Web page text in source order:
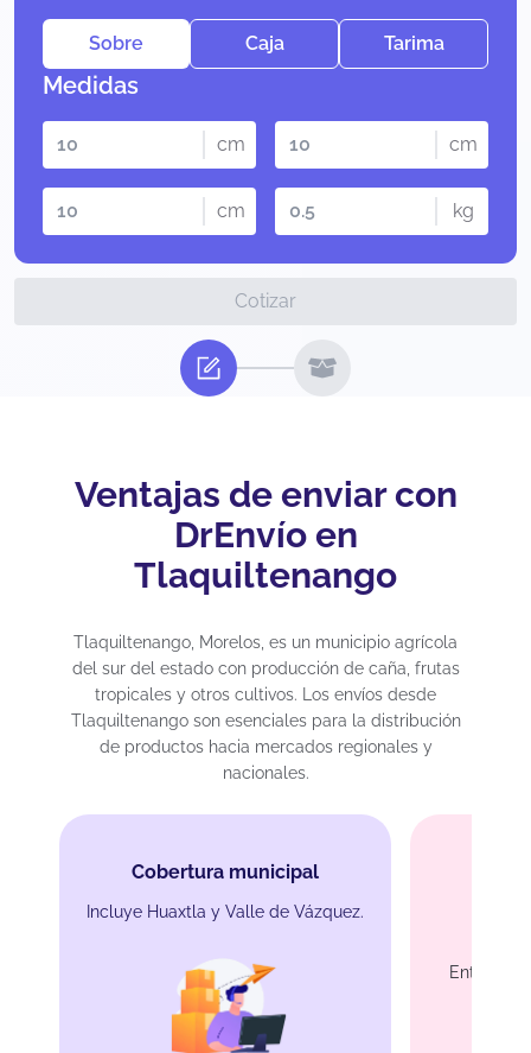
Sobre Caja Tarima
Medidas
cm cm
cm kg
Cotizar
Ventajas de enviar con
DrEnvío en
Tlaquiltenango
Tlaquiltenango, Morelos, es un municipio agrícola
del sur del estado con producción de caña, frutas
tropicales y otros cultivos. Los envíos desde
Tlaquiltenango son esenciales para la distribución
de productos hacia mercados regionales y
nacionales.
Cobertura municipal
Incluye Huaxtla y Valle de Vázquez.
Entrega